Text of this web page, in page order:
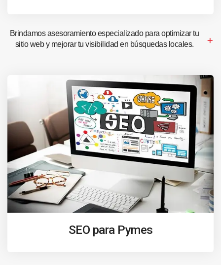
Brindamos asesoramiento especializado para optimizar tu
sitio web y mejorar tu visibilidad en búsquedas locales.
SEO para Pymes